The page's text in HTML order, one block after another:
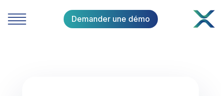
Demander une démo